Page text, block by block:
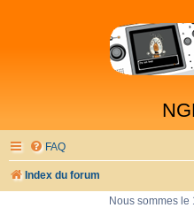
FAQ
Index du forum
Nous sommes le